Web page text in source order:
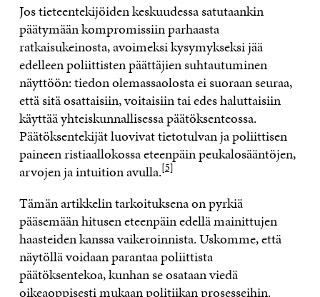
Jos tieteentekijöiden keskuudessa satutaankin
päätymään kompromissiin parhaasta
ratkaisukeinosta, avoimeksi kysymykseksi jää
edelleen poliittisten päättäjien suhtautuminen
näyttöön: tiedon olemassaolosta ei suoraan seuraa,
että sitä osattaisiin, voitaisiin tai edes haluttaisiin
käyttää yhteiskunnallisessa päätöksenteossa.
Päätöksentekijät luovivat tietotulvan ja poliittisen
paineen ristiaallokossa eteenpäin peukalosääntöjen,
arvojen ja intuition avulla.[5]
Tämän artikkelin tarkoituksena on pyrkiä
pääsemään hitusen eteenpäin edellä mainittujen
haasteiden kanssa vaikeroinnista. Uskomme, että
näytöllä voidaan parantaa poliittista
päätöksentekoa, kunhan se osataan viedä
oikeaoppisesti mukaan politiikan prosesseihin.